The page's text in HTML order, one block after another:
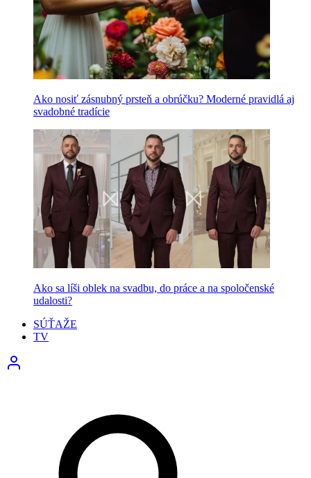
Ako nosiť zásnubný prsteň a obrúčku? Moderné pravidlá aj
svadobné tradície
Ako sa líši oblek na svadbu, do práce a na spoločenské
udalosti?
SÚŤAŽE
TV